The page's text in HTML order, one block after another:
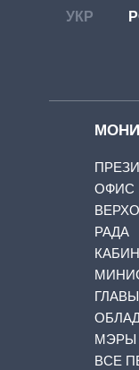
УКР
ОФИС
РАДА
ГЛАВЫ
МЭРЫ
ВСЕ